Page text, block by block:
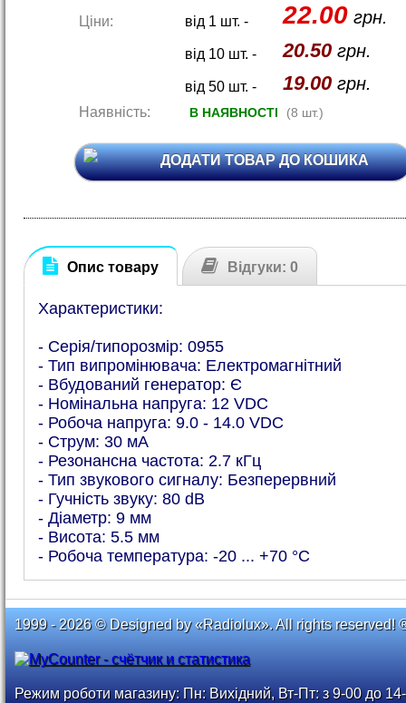
Ціни: від 1 шт. - 22.00грн.
від 10 шт. - 20.50грн.
від 50 шт. - 19.00грн.
Наявність: В НАЯВНОСТІ (8 шт.)
ДОДАТИ ТОВАР ДО КОШИКА
Опис товару Відгуки: 0
Характеристики:
- Серія/типорозмір: 0955
- Тип випромінювача: Електромагнітний
- Вбудований генератор: Є
- Номінальна напруга: 12 VDC
- Робоча напруга: 9.0 - 14.0 VDC
- Струм: 30 мА
- Резонансна частота: 2.7 кГц
- Тип звукового сигналу: Безперервний
- Гучність звуку: 80 dB
- Діаметр: 9 мм
- Висота: 5.5 мм
- Робоча температура: -20 ... +70 °C
1999 - 2026 © Designed by «Radiolux». All rights reserved!
Режим роботи магазину: Пн: Вихідний, Вт-Пт: з 9-00 до